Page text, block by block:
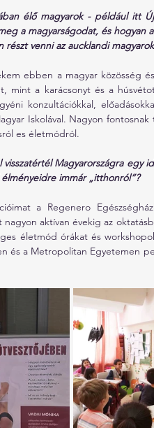
élő magyarok - például itt
a magyarságodat, és hogyan
részt venni az aucklandi
ebben a magyar közösség
mint a karácsonyt és a
konzultációkkal,
Iskolával. Nagyon
es életmódról.
Magyarországra egy
immár „itthonról”?
a Regenero
nagyon aktívan évekig az
életmód órákat és
és a Metropolitan Egyetemen